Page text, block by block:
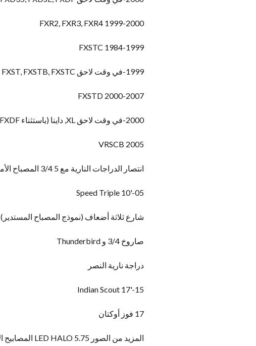
1999-2000 FXR2, FXR3, FXR4
1984-1999 FXSTC
1999-في وقت لاحق FXST, FXSTB, FXSTC
2000-2007 FXSTD
2000-في وقت لاحق XL, داينا (باستثناء FXDF), FX Softail
2005 VRSCB
انتصار الدراجات النارية مع 5 3/4 المصباح الأمامي الصاعد بوصة بوصة
05-
'10 Speed Triple
شارع ثلاثة أضعاف (نموذج المصباح المستدير)
صاروخ 3/4 و Thunderbird
دراجة نارية النصر
15-
'17 Indian Scout
17 فوز أوكتان
المزيد من الصور 5.75 LED HALO المصابيح الأمامية